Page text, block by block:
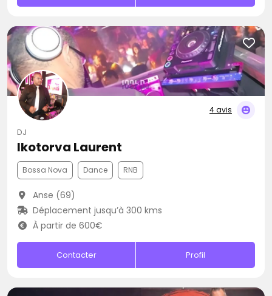
4 avis
DJ
Ikotorva Laurent
Bossa Nova Dance RNB
Anse (69)
Déplacement jusqu’à 300 kms
À partir de 600€
Contacter Profil